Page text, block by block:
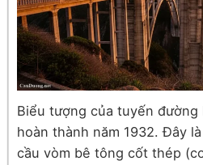
Biểu tượng của tuyến đường
hoàn thành năm 1932. Đây
cầu vòm bê tông cốt thép